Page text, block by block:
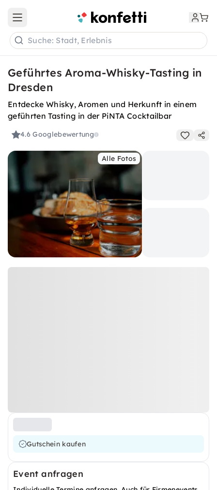
Open main menu
Suche: Stadt, Erlebnis
Geführtes Aroma-Whisky-Tasting in
Dresden
Entdecke Whisky, Aromen und Herkunft in einem
geführten Tasting in der PiNTA Cocktailbar
4.6Googlebewertung
Alle Fotos
Gutschein kaufen
Event anfragen